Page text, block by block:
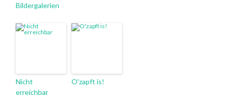
Bildergalerien
Nicht
erreichbar
O'zapft is!